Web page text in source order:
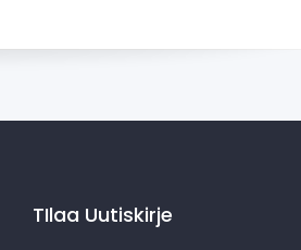
TIlaa Uutiskirje